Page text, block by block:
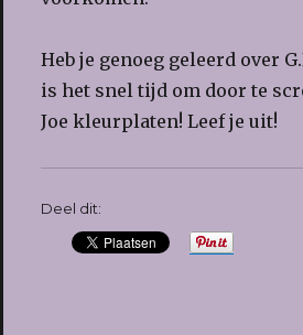
Heb je genoeg geleerd over
is het snel tijd om door te
Joe kleurplaten! Leef je uit!
Deel dit: